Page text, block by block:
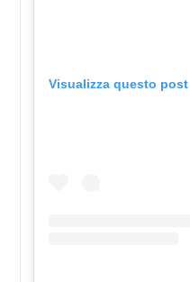
Visualizza questo